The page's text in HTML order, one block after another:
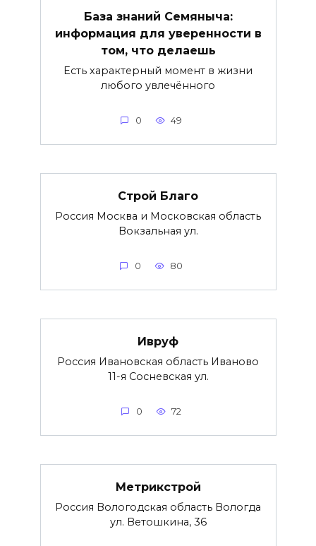
База знаний Семяныча:
информация для уверенности в
том, что делаешь
Есть характерный момент в жизни
любого увлечённого
0 49
Строй Благо
Россия Москва и Московская область
Вокзальная ул.
0 80
Ивруф
Россия Ивановская область Иваново
11-я Сосневская ул.
0 72
Метрикстрой
Россия Вологодская область Вологда
ул. Ветошкина, 36